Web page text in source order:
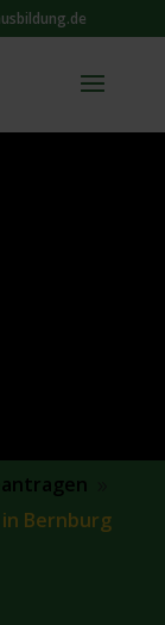
Bernburg